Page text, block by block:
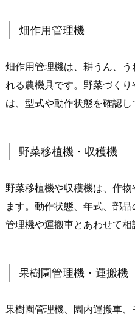
畑作用管理機
畑作用管理機は、耕うん、
れる農機具です。野菜づく
は、型式や動作状態を確認し
野菜移植機・収穫機
野菜移植機や収穫機は、作
ます。動作状態、年式、部
管理機や運搬車とあわせて相
果樹園管理機・運搬機
果樹園管理機、園内運搬車